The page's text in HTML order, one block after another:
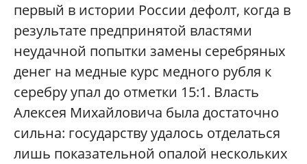
первый в истории России дефолт, когда в
результате предпринятой властями
неудачной попытки замены серебряных
денег на медные курс медного рубля к
серебру упал до отметки 15:1. Власть
Алексея Михайловича была достаточно
сильна: государству удалось отделаться
лишь показательной опалой нескольких